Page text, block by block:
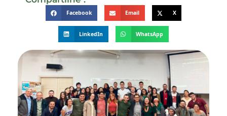
Facebook Email X
LinkedIn WhatsApp